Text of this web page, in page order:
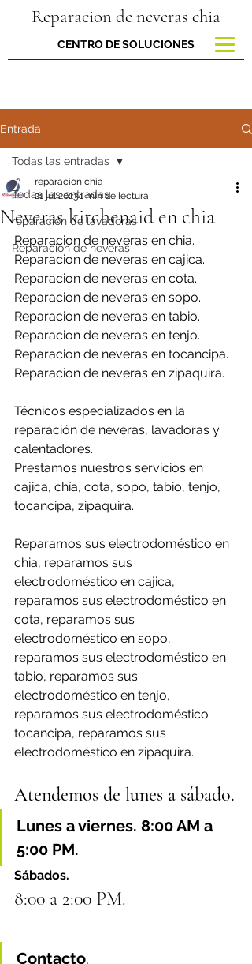
Reparacion de neveras chia
CENTRO DE SOLUCIONES
Entrada
Todas las entradas
reparacion de lavadoras
Reparación de neveras
Todas las entradas
Neveras kitchenaid en chia
reparacion chia
21 jul 20231 min de lectura
Reparacion de neveras en chia.
Reparacion de neveras en cajica.
Reparacion de neveras en cota.
Reparacion de neveras en sopo.
Reparacion de neveras en tabio.
Reparacion de neveras en tenjo.
Reparacion de neveras en tocancipa.
Reparacion de neveras en zipaquira.
Técnicos especializados en la
reparación de neveras, lavadoras y
calentadores.
Prestamos nuestros servicios en
cajica, chía, cota, sopo, tabio, tenjo,
tocancipa, zipaquira.
Reparamos sus electrodoméstico en
chia, reparamos sus
electrodoméstico en cajica,
reparamos sus electrodoméstico en
cota, reparamos sus
electrodoméstico en sopo,
reparamos sus electrodoméstico en
tabio, reparamos sus
electrodoméstico en tenjo,
reparamos sus electrodoméstico
tocancipa, reparamos sus
electrodoméstico en zipaquira.
Atendemos de lunes a sábado.
Lunes a viernes. 8:00 AM a
5:00 PM.
Sábados.
8:00 a 2:00 PM.
Contacto.